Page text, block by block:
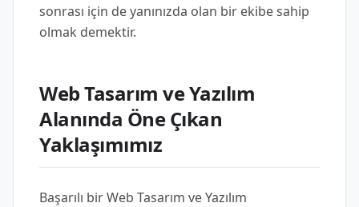
sonrası için de yanınızda olan bir ekibe sahip
olmak demektir.
Web Tasarım ve Yazılım
Alanında Öne Çıkan
Yaklaşımımız
Başarılı bir Web Tasarım ve Yazılım